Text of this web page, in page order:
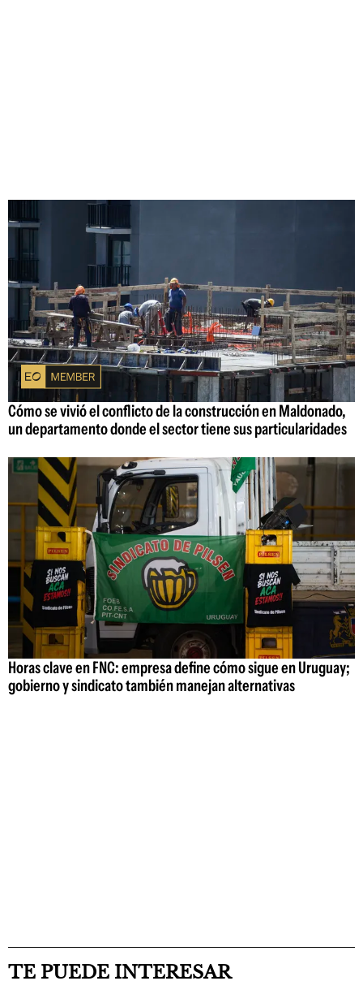
Cómo se vivió el conflicto de la construcción en Maldonado,
un departamento donde el sector tiene sus particularidades
Horas clave en FNC: empresa define cómo sigue en Uruguay;
gobierno y sindicato también manejan alternativas
TE PUEDE INTERESAR